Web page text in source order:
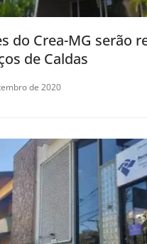
do Crea-MG serão
de Caldas
de 2020